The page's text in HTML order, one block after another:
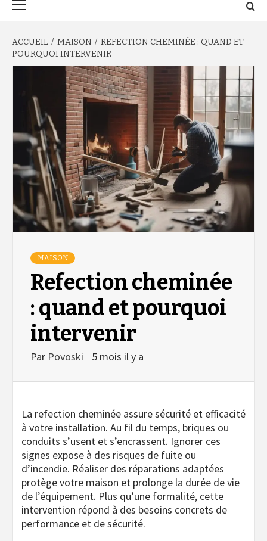
ACCUEIL MAISON
REFECTION CHEMINÉE : QUAND ET
POURQUOI INTERVENIR
MAISON
Refection cheminée
: quand et pourquoi
intervenir
Par Povoski 5 mois il y a
La refection cheminée assure sécurité et efficacité
à votre installation. Au fil du temps, briques ou
conduits s’usent et s’encrassent. Ignorer ces
signes expose à des risques de fuite ou
d’incendie. Réaliser des réparations adaptées
protège votre maison et prolonge la durée de vie
de l’équipement. Plus qu’une formalité, cette
intervention répond à des besoins concrets de
performance et de sécurité.